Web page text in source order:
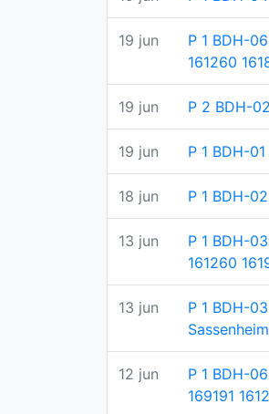
19 jun
P 1 BDH-
161260
19 jun P 2 BDH-
19 jun P 1 BDH-
18 jun P 1 BDH-
13 jun
P 1 BDH-
161260
13 jun
P 1 BDH-
12 jun
P 1 BDH-
169191